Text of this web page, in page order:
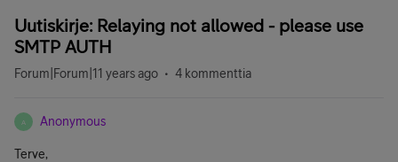
Uutiskirje: Relaying not allowed - please use
SMTP AUTH
Forum|Forum|11 years ago 4 kommenttia
A Anonymous
Terve,